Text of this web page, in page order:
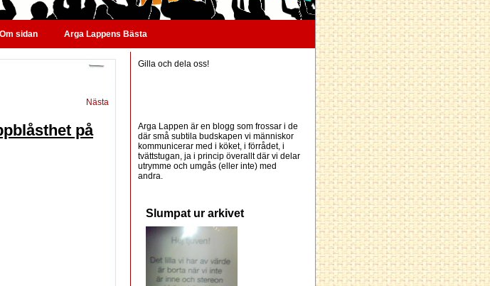
Om sidan Arga Lappens Bästa
Nästa
på
Gilla och dela oss!
Arga Lappen är en blogg som frossar i de
där små subtila budskapen vi människor
kommunicerar med i köket, i förrådet, i
tvättstugan, ja i princip överallt där vi delar
utrymme och umgås (eller inte) med
andra.
Slumpat ur arkivet